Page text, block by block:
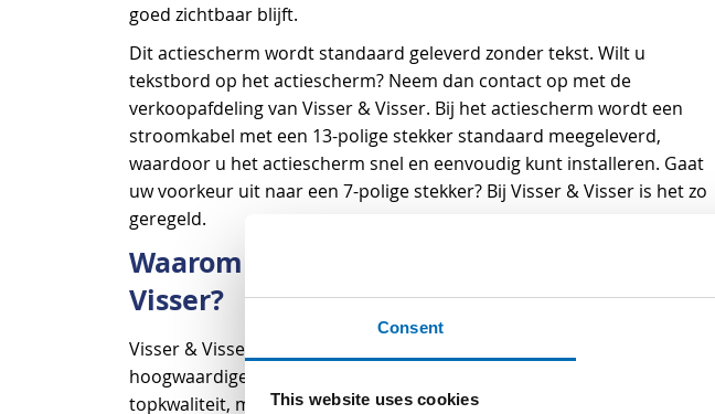
Consent
This website uses cookies
goed zichtbaar blijft.
Dit actiescherm wordt standaard geleverd zonder tekst. Wilt u
tekstbord op het actiescherm? Neem dan contact op met de
verkoopafdeling van Visser & Visser. Bij het actiescherm wordt een
stroomkabel met een 13-polige stekker standaard meegeleverd,
waardoor u het actiescherm snel en eenvoudig kunt installeren. Gaat
uw voorkeur uit naar een 7-polige stekker? Bij Visser & Visser is het zo
geregeld.
Waarom een actiescherm van Visser &
Visser?
Visser & Visser staat bekend om zijn klantgerichte aanpak en
hoogwaardige producten. Wij leveren niet alleen producten van
topkwaliteit, maar bieden ook maatwerkoplossingen voor elke situatie.